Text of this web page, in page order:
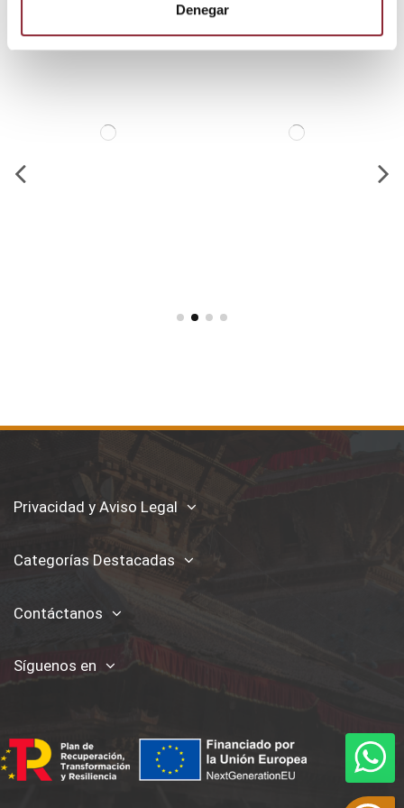
Denegar
Privacidad y Aviso Legal
Categorías Destacadas
Contáctanos
Síguenos en